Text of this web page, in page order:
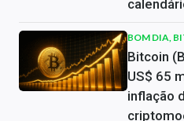
BOM DIA,
Bitcoin
US$ 65
inflação